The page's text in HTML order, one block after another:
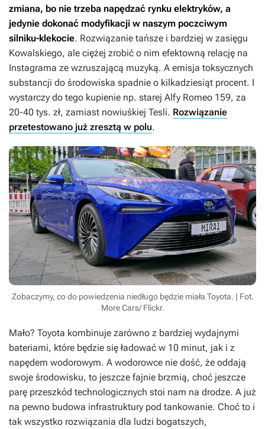
zmiana, bo nie trzeba napędzać rynku elektryków, a
jedynie dokonać modyfikacji w naszym poczciwym
silniku-klekocie. Rozwiązanie tańsze i bardziej w zasięgu
Kowalskiego, ale ciężej zrobić o nim efektowną relację na
Instagrama ze wzruszającą muzyką. A emisja toksycznych
substancji do środowiska spadnie o kilkadziesiąt procent. I
wystarczy do tego kupienie np. starej Alfy Romeo 159, za
20-40 tys. zł, zamiast nowiuśkiej Tesli. Rozwiązanie
przetestowano już zresztą w polu.
Zobaczymy, co do powiedzenia niedługo będzie miała Toyota. | Fot.
More Cars/ Flickr.
Mało? Toyota kombinuje zarówno z bardziej wydajnymi
bateriami, które będzie się ładować w 10 minut, jak i z
napędem wodorowym. A wodorowce nie dość, że oddają
swoje środowisku, to jeszcze fajnie brzmią, choć jeszcze
parę przeszkód technologicznych stoi nam na drodze. A już
na pewno budowa infrastruktury pod tankowanie. Choć to i
tak wszystko rozwiązania dla ludzi bogatszych,